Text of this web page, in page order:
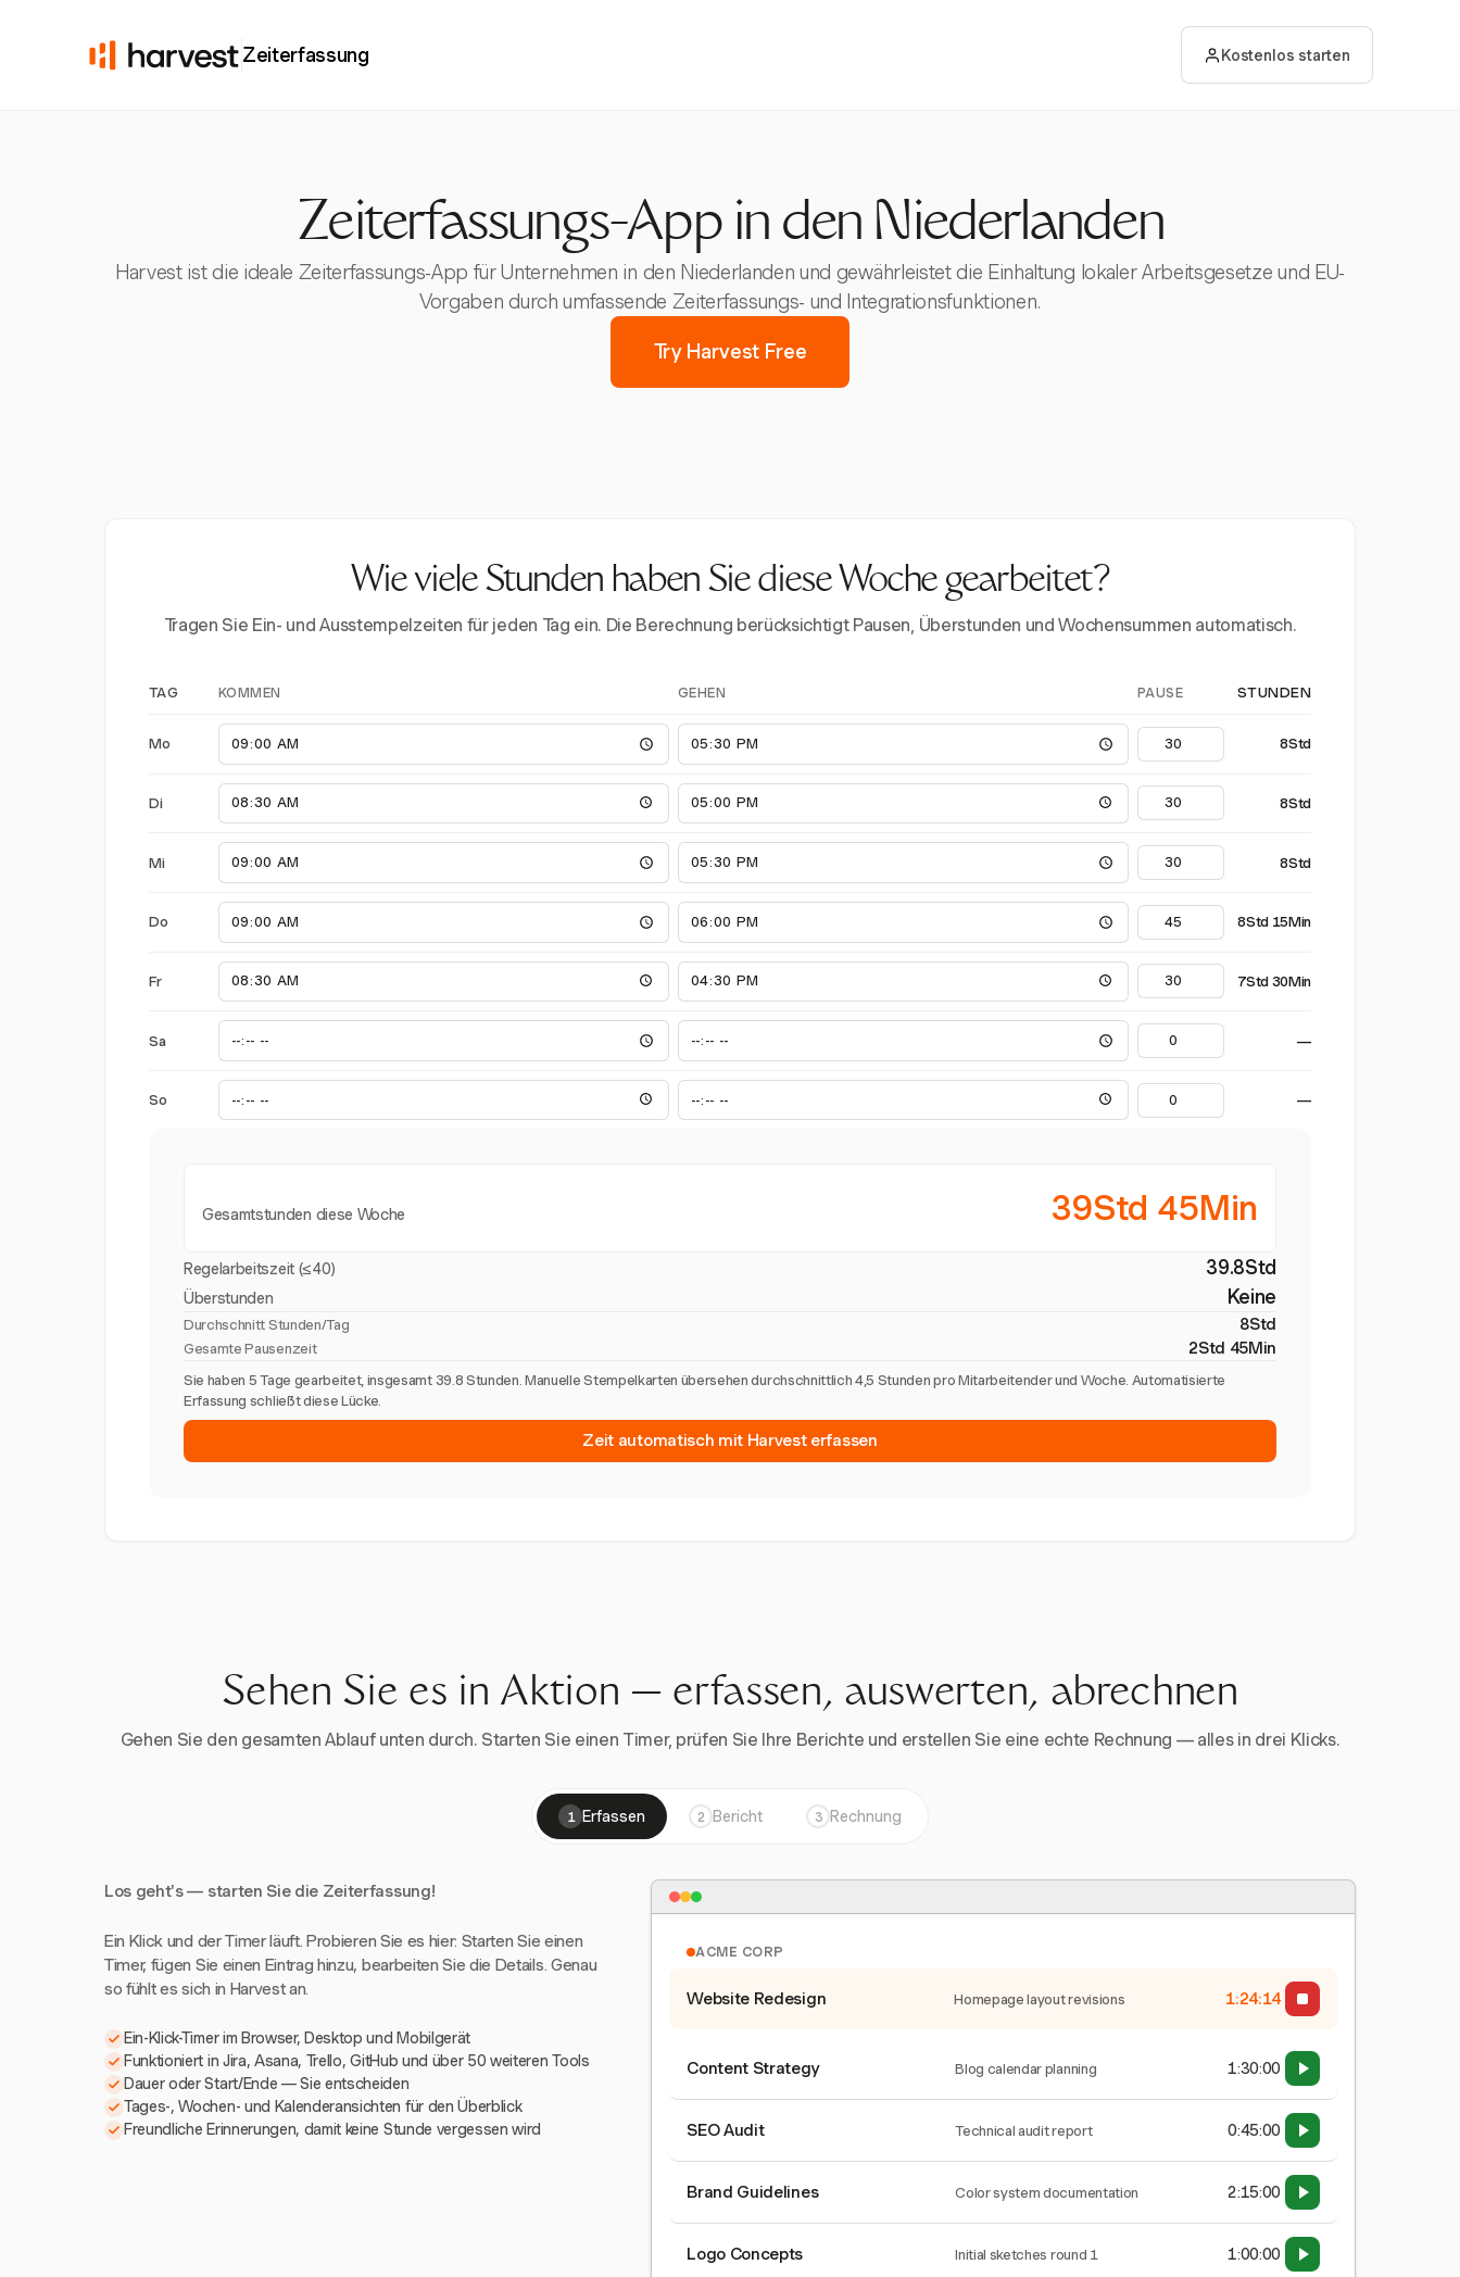
Zeiterfassung Kostenlos starten
Zeiterfassungs-App in den Niederlanden
Harvest ist die ideale Zeiterfassungs-App für Unternehmen in den Niederlanden und gewährleistet die Einhaltung lokaler Arbeitsgesetze und EU-
Vorgaben durch umfassende Zeiterfassungs- und Integrationsfunktionen.
Try Harvest Free
Wie viele Stunden haben Sie diese Woche gearbeitet?
Tragen Sie Ein- und Ausstempelzeiten für jeden Tag ein. Die Berechnung berücksichtigt Pausen, Überstunden und Wochensummen automatisch.
TAG KOMMEN GEHEN PAUSE STUNDEN
Mo 8Std
Di 8Std
Mi 8Std
Do 8Std 15Min
Fr 7Std 30Min
Sa —
So —
Gesamtstunden diese Woche 39Std 45Min
Regelarbeitszeit (≤40) 39.8Std
Überstunden Keine
Durchschnitt Stunden/Tag 8Std
Gesamte Pausenzeit 2Std 45Min
Sie haben 5 Tage gearbeitet, insgesamt 39.8 Stunden. Manuelle Stempelkarten übersehen durchschnittlich 4,5 Stunden pro Mitarbeitender und Woche. Automatisierte
Erfassung schließt diese Lücke.
Zeit automatisch mit Harvest erfassen
Sehen Sie es in Aktion — erfassen, auswerten, abrechnen
Gehen Sie den gesamten Ablauf unten durch. Starten Sie einen Timer, prüfen Sie Ihre Berichte und erstellen Sie eine echte Rechnung — alles in drei Klicks.
1 Erfassen 2 Bericht 3 Rechnung
Los geht's — starten Sie die Zeiterfassung!
Ein Klick und der Timer läuft. Probieren Sie es hier: Starten Sie einen
Timer, fügen Sie einen Eintrag hinzu, bearbeiten Sie die Details. Genau
so fühlt es sich in Harvest an.
Ein-Klick-Timer im Browser, Desktop und Mobilgerät
Funktioniert in Jira, Asana, Trello, GitHub und über 50 weiteren Tools
Dauer oder Start/Ende — Sie entscheiden
Tages-, Wochen- und Kalenderansichten für den Überblick
Freundliche Erinnerungen, damit keine Stunde vergessen wird
ACME CORP
Website Redesign Homepage layout revisions 1:24:14
Content Strategy Blog calendar planning 1:30:00
SEO Audit Technical audit report 0:45:00
Brand Guidelines Color system documentation 2:15:00
Logo Concepts Initial sketches round 1 1:00:00